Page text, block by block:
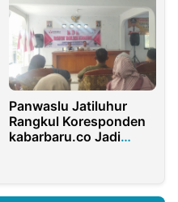
Panwaslu Jatiluhur
Rangkul Koresponden
kabarbaru.co Jadi